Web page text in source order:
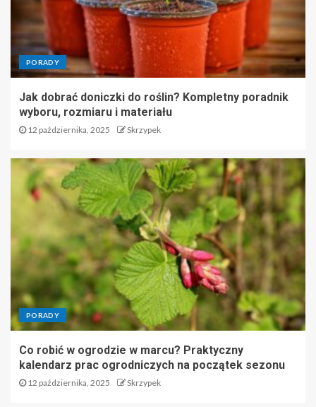
PORADY
Jak dobrać doniczki do roślin? Kompletny poradnik
wyboru, rozmiaru i materiału
12 października, 2025 Skrzypek
PORADY
Co robić w ogrodzie w marcu? Praktyczny
kalendarz prac ogrodniczych na początek sezonu
12 października, 2025 Skrzypek